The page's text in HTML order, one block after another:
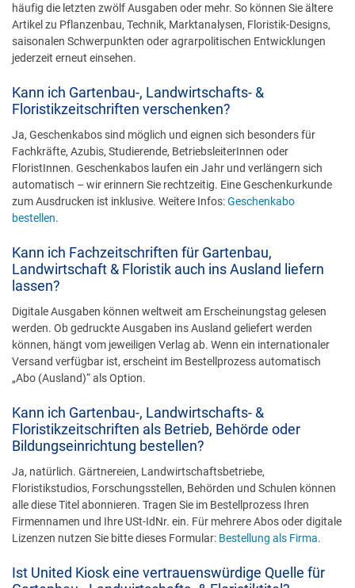
häufig die letzten zwölf Ausgaben oder mehr. So können Sie ältere
Artikel zu Pflanzenbau, Technik, Marktanalysen, Floristik-Designs,
saisonalen Schwerpunkten oder agrarpolitischen Entwicklungen
jederzeit erneut einsehen.
Kann ich Gartenbau-, Landwirtschafts- &
Floristikzeitschriften verschenken?
Ja, Geschenkabos sind möglich und eignen sich besonders für
Fachkräfte, Azubis, Studierende, BetriebsleiterInnen oder
FloristInnen. Geschenkabos laufen ein Jahr und verlängern sich
automatisch – wir erinnern Sie rechtzeitig. Eine Geschenkurkunde
zum Ausdrucken ist inklusive. Weitere Infos:Geschenkabo
bestellen.
Kann ich Fachzeitschriften für Gartenbau,
Landwirtschaft & Floristik auch ins Ausland liefern
lassen?
Digitale Ausgaben können weltweit am Erscheinungstag gelesen
werden. Ob gedruckte Ausgaben ins Ausland geliefert werden
können, hängt vom jeweiligen Verlag ab. Wenn ein internationaler
Versand verfügbar ist, erscheint im Bestellprozess automatisch
„Abo (Ausland)“ als Option.
Kann ich Gartenbau-, Landwirtschafts- &
Floristikzeitschriften als Betrieb, Behörde oder
Bildungseinrichtung bestellen?
Ja, natürlich. Gärtnereien, Landwirtschaftsbetriebe,
Floristikstudios, Forschungsstellen, Behörden und Schulen können
alle diese Titel abonnieren. Tragen Sie im Bestellprozess Ihren
Firmennamen und Ihre USt-IdNr. ein. Für mehrere Abos oder digitale
Lizenzen nutzen Sie bitte dieses Formular: Bestellung als Firma.
Ist United Kiosk eine vertrauenswürdige Quelle für